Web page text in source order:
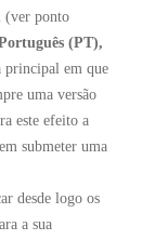
(ver ponto
(PT),
principal em que
uma versão
este efeito a
submeter uma
desde logo os
a sua